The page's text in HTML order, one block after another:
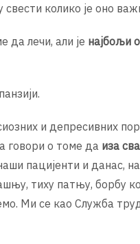
колико је оно
да лечи, али је најбољи
и депресивних
говори о томе да иза
пацијенти и данас,
тиху патњу, борбу
Ми се као Служба